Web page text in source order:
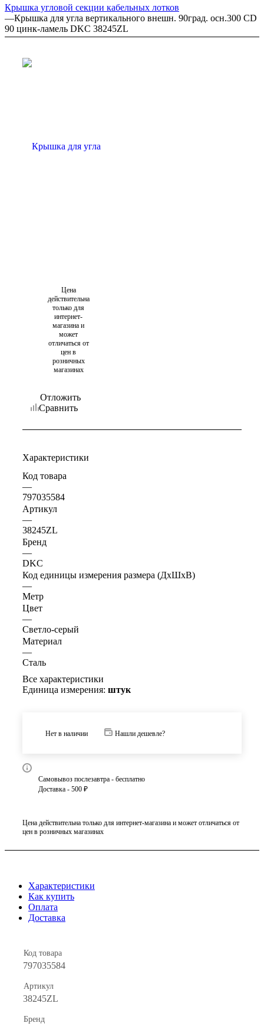
Крышка угловой секции кабельных лотков
—Крышка для угла вертикального внешн. 90град. осн.300 CD
90 цинк-ламель DKC 38245ZL
Цена
действительна
только для
интернет-
магазина и
может
отличаться от
цен в
розничных
магазинах
Отложить
Сравнить
Характеристики
Код товара
—
797035584
Артикул
—
38245ZL
Бренд
—
DKC
Код единицы измерения размера (ДхШхВ)
—
Метр
Цвет
—
Светло-серый
Материал
—
Сталь
Все характеристики
Единица измерения: штук
Нет в наличии Нашли дешевле?
Самовывоз послезавтра - бесплатно
Доставка - 500 ₽
Цена действительна только для интернет-магазина и может отличаться от
цен в розничных магазинах
Характеристики
Как купить
Оплата
Доставка
Код товара
797035584
Артикул
38245ZL
Бренд